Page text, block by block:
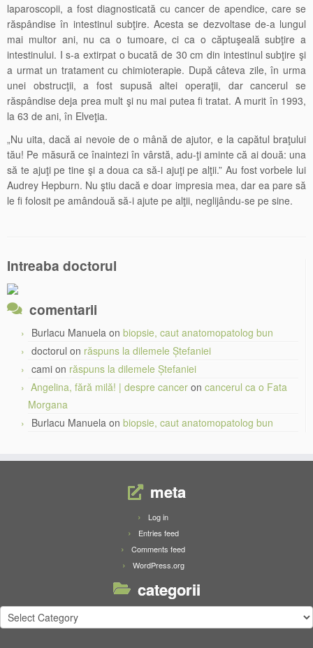
laparoscopii, a fost diagnosticată cu cancer de apendice, care se
răspândise în intestinul subţire. Acesta se dezvoltase de-a lungul
mai multor ani, nu ca o tumoare, ci ca o căptuşeală subţire a
intestinului. I s-a extirpat o bucată de 30 cm din intestinul subţire şi
a urmat un tratament cu chimioterapie. După câteva zile, în urma
unei obstrucţii, a fost supusă altei operaţii, dar cancerul se
răspândise deja prea mult şi nu mai putea fi tratat. A murit în 1993,
la 63 de ani, în Elveţia.
„Nu uita, dacă ai nevoie de o mână de ajutor, e la capătul braţului
tău! Pe măsură ce înaintezi în vârstă, adu-ţi aminte că ai două: una
să te ajuţi pe tine şi a doua ca să-i ajuţi pe alţii.” Au fost vorbele lui
Audrey Hepburn. Nu ştiu dacă e doar impresia mea, dar ea pare să
le fi folosit pe amândouă să-i ajute pe alţii, neglijându-se pe sine.
Intreaba doctorul
comentarii
Burlacu Manuela on biopsie, caut anatomopatolog bun
doctorul on răspuns la dilemele Ștefaniei
cami on răspuns la dilemele Ștefaniei
Angelina, fără milă! | despre cancer on cancerul ca o Fata
Morgana
Burlacu Manuela on biopsie, caut anatomopatolog bun
meta
Log in
Entries feed
Comments feed
WordPress.org
categorii
categorii